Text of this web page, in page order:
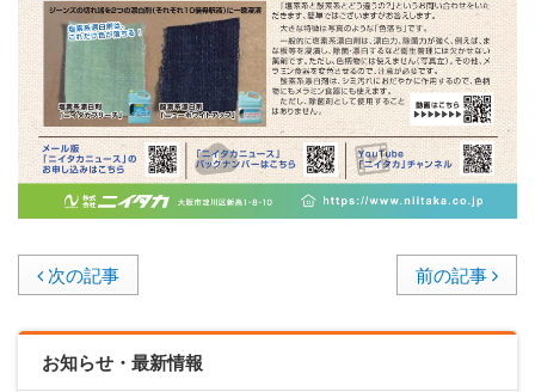
次の記事 前の記事
お知らせ・最新情報